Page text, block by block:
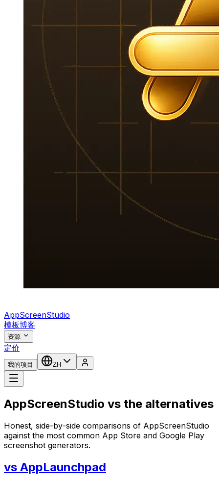
AppScreenStudio
模板博客
资源
定价
我的项目 ZH
AppScreenStudio vs the alternatives
Honest, side-by-side comparisons of AppScreenStudio
against the most common App Store and Google Play
screenshot generators.
vs AppLaunchpad